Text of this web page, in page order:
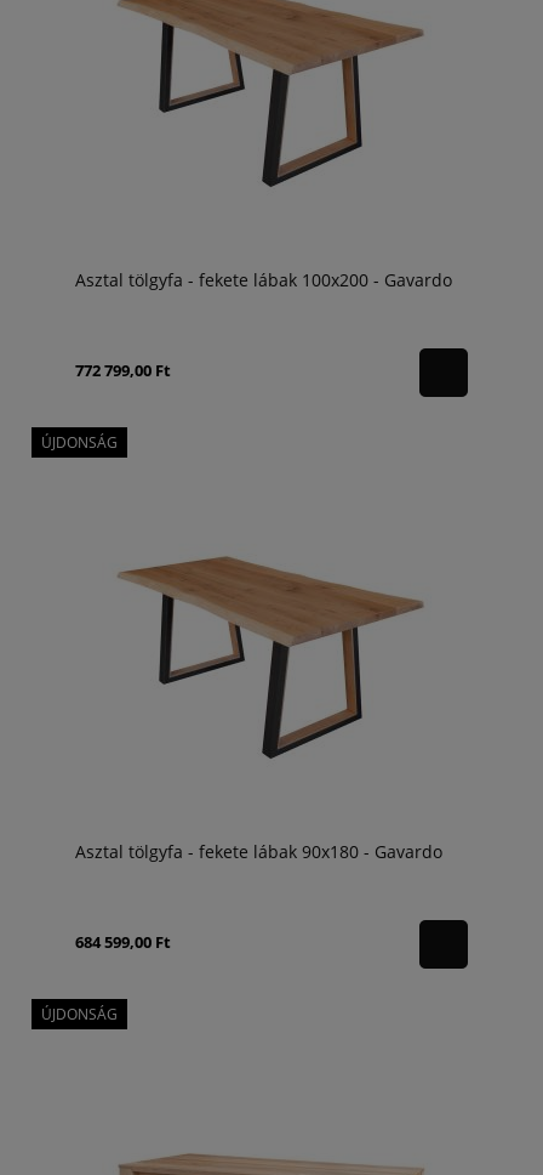
Asztal tölgyfa - fekete lábak 100x200 - Gavardo
772 799,00 Ft
Asztal tölgyfa - fekete lábak 90x180 - Gavardo
684 599,00 Ft
ÚJDONSÁG
ÚJDONSÁG